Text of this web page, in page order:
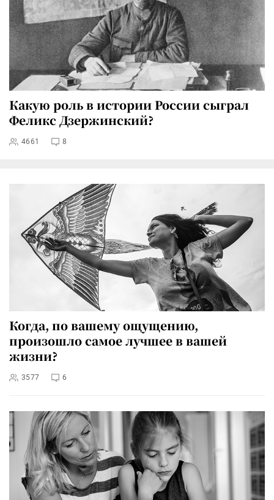
Какую роль в истории России сыграл
Феликс Дзержинский?
4661 8
Когда, по вашему ощущению,
произошло самое лучшее в вашей
жизни?
3577 6